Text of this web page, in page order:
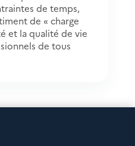
de temps,
de « charge
et la qualité de vie
de tous